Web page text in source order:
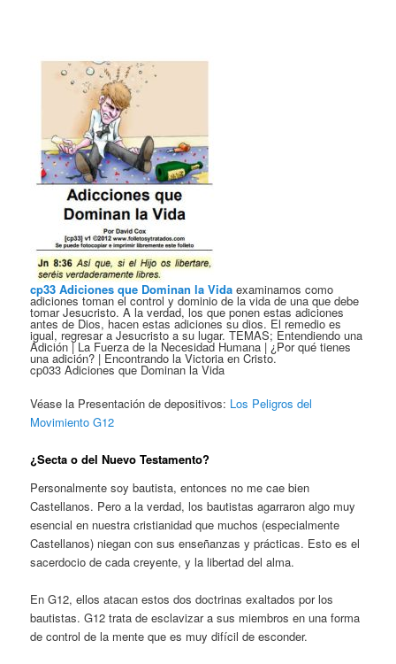
cp33 Adiciones que Dominan la Vida examinamos como
adiciones toman el control y dominio de la vida de una que debe
tomar Jesucristo. A la verdad, los que ponen estas adiciones
antes de Dios, hacen estas adiciones su dios. El remedio es
igual, regresar a Jesucristo a su lugar. TEMAS; Entendiendo una
Adición | La Fuerza de la Necesidad Humana | ¿Por qué tienes
una adición? | Encontrando la Victoria en Cristo.
cp033 Adiciones que Dominan la Vida
Véase la Presentación de depositivos: Los Peligros del
Movimiento G12
¿Secta o del Nuevo Testamento?
Personalmente soy bautista, entonces no me cae bien
Castellanos. Pero a la verdad, los bautistas agarraron algo muy
esencial en nuestra cristianidad que muchos (especialmente
Castellanos) niegan con sus enseñanzas y prácticas. Esto es el
sacerdocio de cada creyente, y la libertad del alma.
En G12, ellos atacan estos dos doctrinas exaltados por los
bautistas. G12 trata de esclavizar a sus miembros en una forma
de control de la mente que es muy difícil de esconder.